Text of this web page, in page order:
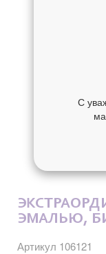
ЭМАЛЬЮ,
Артикул 106121
С